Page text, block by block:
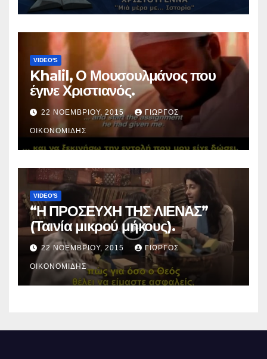
VIDEO'S
Khalil, Ο Μουσουλμάνος που
έγινε Χριστιανός.
22 ΝΟΕΜΒΡΊΟΥ, 2015 ΓΙΏΡΓΟΣ
ΟΙΚΟΝΟΜΊΔΗΣ
VIDEO'S
“Η ΠΡΟΣΕΥΧΗ ΤΗΣ ΛΙΕΝΑΣ”
(Ταινία μικρού μήκους).
22 ΝΟΕΜΒΡΊΟΥ, 2015 ΓΙΏΡΓΟΣ
ΟΙΚΟΝΟΜΊΔΗΣ